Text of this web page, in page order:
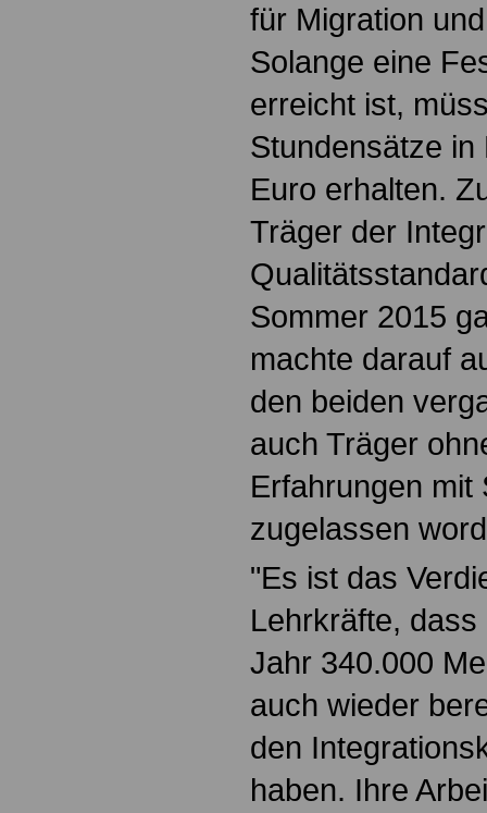
für Migration
Solange eine
erreicht ist,
Stundensätze
Euro erhalten.
Träger der
Sommer 2015
machte darauf
den beiden
auch Träger
Erfahrungen mit
zugelassen
"Es ist das
Lehrkräfte,
Jahr 340.000
auch wieder
den
haben. Ihre